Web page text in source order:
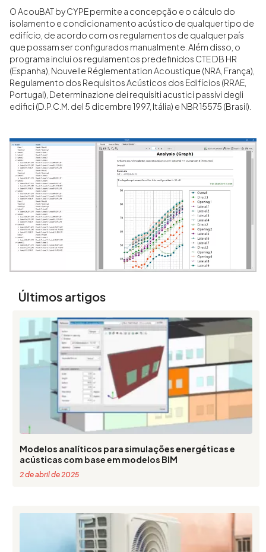
O AcouBAT by CYPE permite a concepção e o cálculo do
isolamento e condicionamento acústico de qualquer tipo de
edifício, de acordo com os regulamentos de qualquer país
que possam ser configurados manualmente. Além disso, o
programa inclui os regulamentos predefinidos CTE DB HR
(Espanha), Nouvelle Réglementation Acoustique (NRA, França),
Regulamento dos Requisitos Acústicos dos Edifícios (RRAE,
Portugal), Determinazione dei requisiti acustici passivi degli
edifici (D.P.C.M. del 5 dicembre 1997, Itália) e NBR 15575 (Brasil).
Últimos artigos
Modelos analíticos para simulações energéticas e
acústicas com base em modelos BIM
2 de abril de 2025